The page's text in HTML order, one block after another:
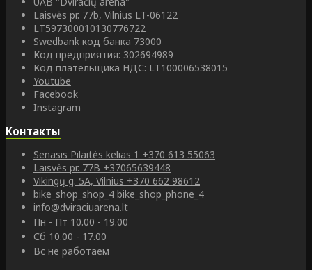
Laisvės pr. 77b, Vilnius LT-06122
LT597300010130776722
Swedbank код банка 73000
Код предприятия: 302694989
Код плательщика НДС: LT100006538015
Youtube
Facebook
Instagram
Контакты
Senasis Pilaitės kelias 1 +370 613 55063
Laisvės pr. 77B +37065639448
Vikingų g. 5A, Vilnius +370 662 98612
bike_shop_shop_4 bike_shop_phone_4
info@dviraciuarena.lt
Пн - Пт 10.00 - 19.00
Сб 10.00 - 17.00
Вс не работаем